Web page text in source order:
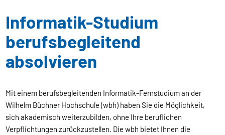
Informatik-Studium
berufsbegleitend
absolvieren
Mit einem berufsbegleitenden Informatik-Fernstudium an der
Wilhelm Büchner Hochschule (wbh) haben Sie die Möglichkeit,
sich akademisch weiterzubilden, ohne Ihre beruflichen
Verpflichtungen zurückzustellen. Die wbh bietet Ihnen die